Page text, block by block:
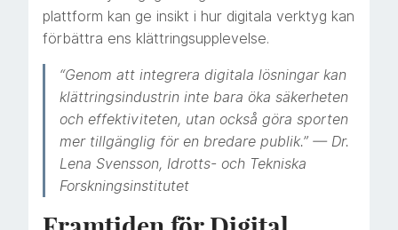
plattform kan ge insikt i hur digitala verktyg kan
förbättra ens klättringsupplevelse.
“Genom att integrera digitala lösningar kan
klättringsindustrin inte bara öka säkerheten
och effektiviteten, utan också göra sporten
mer tillgänglig för en bredare publik.” — Dr.
Lena Svensson, Idrotts- och Tekniska
Forskningsinstitutet